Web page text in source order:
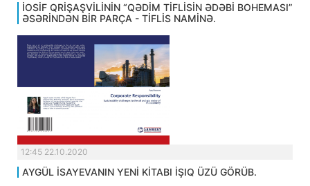
İOSİF QRİŞAŞVİLİNİN “QƏDİM TİFLİSİN ƏDƏBİ BOHEMASI”
ƏSƏRİNDƏN BİR PARÇA - TİFLİS NAMİNƏ.
12:45 22.10.2020
AYGÜL İSAYEVANIN YENİ KİTABI İŞIQ ÜZÜ GÖRÜB.